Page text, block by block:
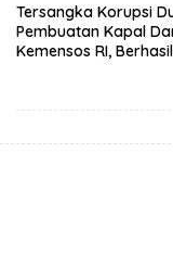
Tersangka Korupsi
Pembuatan Kapal
Kemensos RI, Berhasil